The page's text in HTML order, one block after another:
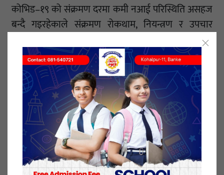
कोभिड–१९ को संक्रमण दरमा कमी नआई परिस्थिति असहज
बन्दै गइरहेकाले संक्रमण रोकथाम, नियन्त्रण र उपचार
व्यवस्थापनलाई अझ प्रभावकारी बनाउन निषेधाज्ञा थप
गर्नुपरेको प्रमुख जिल्ला अधिकारी शिवराम गेलालले बताए ।
बाँकेमा वैशाख १३ गते रातिदेखि जिल्लाभर निषेधाज्ञा
लगाइएको थियो । वैशाख २० गतेसम्म लगाइएको
निषेधाज्ञालाई जेठ ३ गतेसम्म पुर्‍याइएको थियो। त्यसअघि
स्थानीय प्रशासनले वैशाख ९ गतेदेखि नेपालगन्ज क्षेत्रमा मात्रै
निषेधाज्ञा लगाएको थियो ।
३ जेष्ठ २०७८, सोमबार प्रकाशित